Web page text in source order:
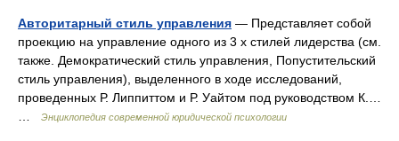
Авторитарный стиль управления — Представляет собой
проекцию на управление одного из 3 х стилей лидерства (см.
также. Демократический стиль управления, Попустительский
стиль управления), выделенного в ходе исследований,
проведенных Р. Липпиттом и Р. Уайтом под руководством К.…
Энциклопедия современной юридической психологии